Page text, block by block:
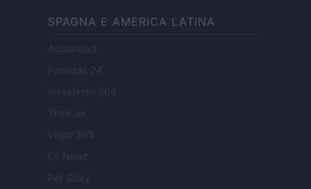
SPAGNA E AMERICA LATINA
Actualidad
Finanzas 24
Investindo 365
Think.es
Viajar 365
ES Newz
Pet Story